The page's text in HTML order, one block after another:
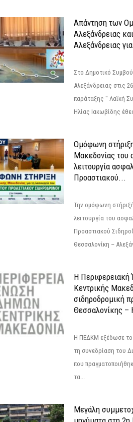
Απάντηση των
Αλεξάνδρειας
Αλεξάνδρειας
Στο Δημοτικό
Αλεξάνδρειας στις
παράταξης " Λαϊκή
Ηλίας Ιακωβίδης
Ομόφωνη
Μακεδονίας του
λειτουργία
Προαστιακού...
Την ομόφωνη
λειτουργία του
Προαστιακού
Θεσσαλονίκη –
Η
Κεντρικής
σιδηροδρομική
Θεσσαλονίκης –
Η ΠΕΔΚΜ εξέδωσε το
τη συνεδρίαση του
που
τα...
Μεγάλη